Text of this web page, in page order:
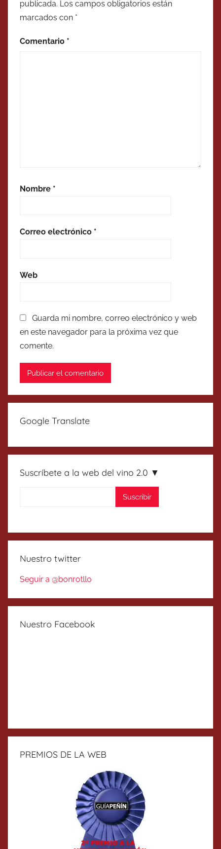
publicada. Los campos obligatorios están
marcados con *
Comentario *
Nombre *
Correo electrónico *
Web
Guarda mi nombre, correo electrónico y web
en este navegador para la próxima vez que
comente.
Google Translate
Suscríbete a la web del vino 2.0 ▼
Nuestro twitter
Seguir a @bonrotllo
Nuestro Facebook
PREMIOS DE LA WEB